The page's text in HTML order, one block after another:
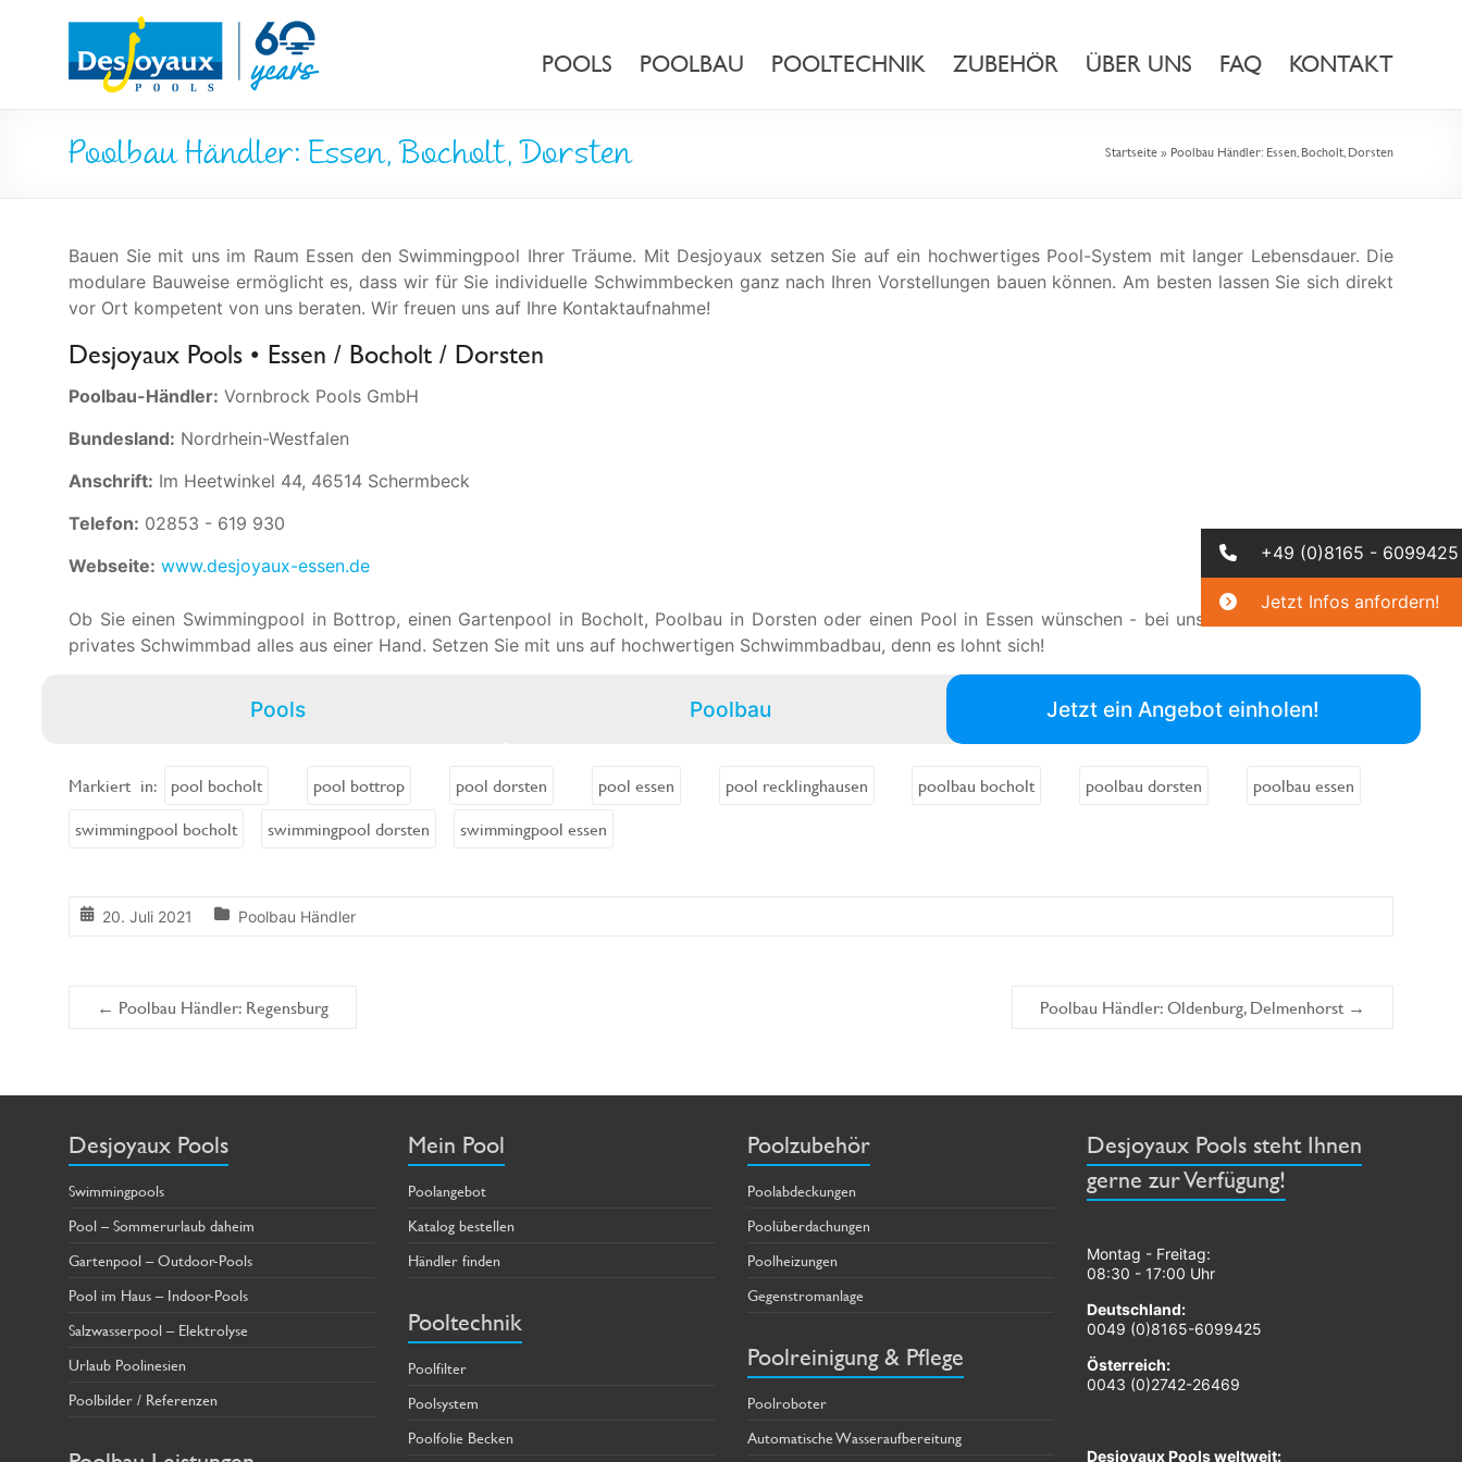
Pool
&
Poolbau
von
POOLS POOLBAU POOLTECHNIK ZUBEHÖR ÜBER UNS FAQ KONTAKT
Poolbau Händler: Essen, Bocholt, Dorsten Startseite»Poolbau Händler: Essen, Bocholt, Dorsten
Bauen Sie mit uns im Raum Essen den Swimmingpool Ihrer Träume. Mit Desjoyaux setzen Sie auf ein hochwertiges Pool-System mit langer Lebensdauer. Die
modulare Bauweise ermöglicht es, dass wir für Sie individuelle Schwimmbecken ganz nach Ihren Vorstellungen bauen können. Am besten lassen Sie sich direkt
vor Ort kompetent von uns beraten. Wir freuen uns auf Ihre Kontaktaufnahme!
Desjoyaux Pools • Essen / Bocholt / Dorsten
Poolbau-Händler: Vornbrock Pools GmbH
Bundesland: Nordrhein-Westfalen
Anschrift: Im Heetwinkel 44, 46514 Schermbeck
Telefon: 02853 - 619 930
Webseite: www.desjoyaux-essen.de
Ob Sie einen Swimmingpool in Bottrop, einen Gartenpool in Bocholt, Poolbau in Dorsten oder einen Pool in Essen wünschen - bei uns bekommen Sie für Ihr
privates Schwimmbad alles aus einer Hand. Setzen Sie mit uns auf hochwertigen Schwimmbadbau, denn es lohnt sich!
Pools Poolbau Jetzt ein Angebot einholen!
Markiert in: pool bocholt pool bottrop pool dorsten pool essen pool recklinghausen poolbau bocholt poolbau dorsten
poolbau essen
swimmingpool bocholt
swimmingpool dorsten swimmingpool essen
20. Juli 2021 Poolbau Händler
← Poolbau Händler: Regensburg Poolbau Händler: Oldenburg, Delmenhorst →
Desjoyaux Pools
Swimmingpools
Pool – Sommerurlaub daheim
Gartenpool – Outdoor-Pools
Pool im Haus – Indoor-Pools
Salzwasserpool – Elektrolyse
Urlaub Poolinesien
Poolbilder / Referenzen
Mein Pool
Poolangebot
Katalog bestellen
Händler finden
Pooltechnik
Poolfilter
Poolsystem
Poolfolie Becken
Poolzubehör
Poolabdeckungen
Poolüberdachungen
Poolheizungen
Gegenstromanlage
Poolreinigung & Pflege
Poolroboter
Automatische Wasseraufbereitung
Desjoyaux Pools steht Ihnen
gerne zur Verfügung!
Montag - Freitag:
08:30 - 17:00 Uhr
Deutschland:
0049 (0)8165-6099425
Österreich:
0043 (0)2742-26469
Desjoyaux Pools weltweit:
+49 (0)8165 - 6099425
Jetzt Infos anfordern!